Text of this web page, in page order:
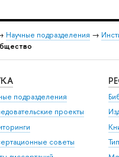
Научные подразделения →
подразделения
проекты
советы